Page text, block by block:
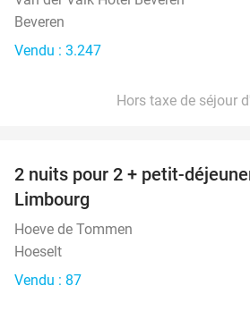
Beveren
Vendu : 3.247
Hors taxe de séjour
2 nuits pour 2 + petit-
Limbourg
Hoeve de Tommen
Hoeselt
Vendu : 87